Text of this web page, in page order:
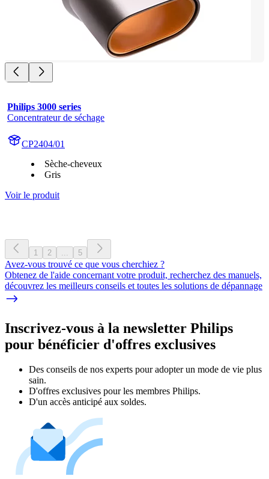
Philips 3000 series
Concentrateur de séchage
CP2404/01
Sèche-cheveux
Gris
Voir le produit
1 2 5
Avez-vous trouvé ce que vous cherchiez ?
Obtenez de l'aide concernant votre produit, recherchez des manuels,
découvrez les meilleurs conseils et toutes les solutions de dépannage
Inscrivez-vous à la newsletter Philips
pour bénéficier d'offres exclusives
Des conseils de nos experts pour adopter un mode de vie plus
sain.
D'offres exclusives pour les membres Philips.
D'un accès anticipé aux soldes.